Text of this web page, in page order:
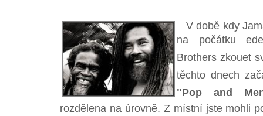
V době kdy
na počátku
Brothers zkouet
těchto dnech
"Pop and
rozdělena na úrovně. Z místní jste mohli